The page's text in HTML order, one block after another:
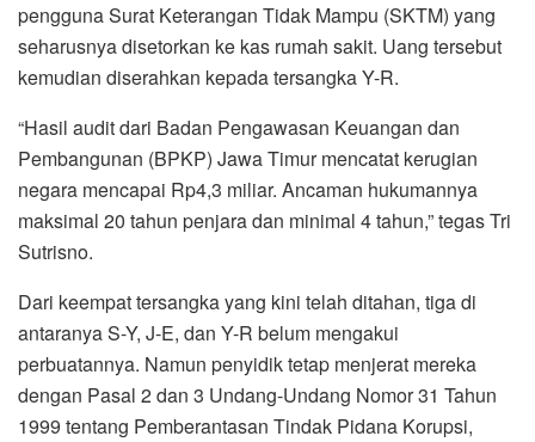
pengguna Surat Keterangan Tidak Mampu (SKTM) yang
seharusnya disetorkan ke kas rumah sakit. Uang tersebut
kemudian diserahkan kepada tersangka Y-R.
“Hasil audit dari Badan Pengawasan Keuangan dan
Pembangunan (BPKP) Jawa Timur mencatat kerugian
negara mencapai Rp4,3 miliar. Ancaman hukumannya
maksimal 20 tahun penjara dan minimal 4 tahun,” tegas Tri
Sutrisno.
Dari keempat tersangka yang kini telah ditahan, tiga di
antaranya S-Y, J-E, dan Y-R belum mengakui
perbuatannya. Namun penyidik tetap menjerat mereka
dengan Pasal 2 dan 3 Undang-Undang Nomor 31 Tahun
1999 tentang Pemberantasan Tindak Pidana Korupsi,